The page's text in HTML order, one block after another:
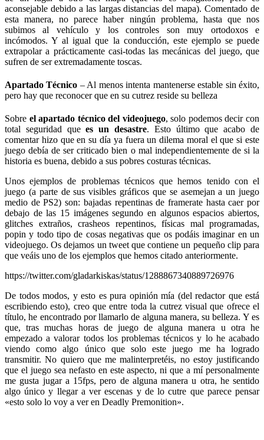
aconsejable debido a las largas distancias del mapa). Comentado de
esta manera, no parece haber ningún problema, hasta que nos
subimos al vehículo y los controles son muy ortodoxos e
incómodos. Y al igual que la conducción, este ejemplo se puede
extrapolar a prácticamente casi-todas las mecánicas del juego, que
sufren de ser extremadamente toscas.
Apartado Técnico – Al menos intenta mantenerse estable sin éxito,
pero hay que reconocer que en su cutrez reside su belleza
Sobre el apartado técnico del videojuego, solo podemos decir con
total seguridad quees un desastre. Esto último que acabo de
comentar hizo que en su día ya fuera un dilema moral el que si este
juego debía de ser criticado bien o mal independientemente de si la
historia es buena, debido a sus pobres costuras técnicas.
Unos ejemplos de problemas técnicos que hemos tenido con el
juego (a parte de sus visibles gráficos que se asemejan a un juego
medio de PS2) son: bajadas repentinas de framerate hasta caer por
debajo de las 15 imágenes segundo en algunos espacios abiertos,
glitches extraños, crasheos repentinos, físicas mal programadas,
popin y todo tipo de cosas negativas que os podáis imaginar en un
videojuego. Os dejamos un tweet que contiene un pequeño clip para
que veáis uno de los ejemplos que hemos citado anteriormente.
https://twitter.com/gladarkiskas/status/1288867340889726976
De todos modos, y esto es pura opinión mía (del redactor que está
escribiendo esto), creo que entre toda la cutrez visual que ofrece el
título, he encontrado por llamarlo de alguna manera, su belleza. Y es
que, tras muchas horas de juego de alguna manera u otra he
empezado a valorar todos los problemas técnicos y lo he acabado
viendo como algo único que solo este juego me ha logrado
transmitir. No quiero que me malinterpretéis, no estoy justificando
que el juego sea nefasto en este aspecto, ni que a mí personalmente
me gusta jugar a 15fps, pero de alguna manera u otra, he sentido
algo único y llegar a ver escenas y de lo cutre que parece pensar
«esto solo lo voy a ver en Deadly Premonition».